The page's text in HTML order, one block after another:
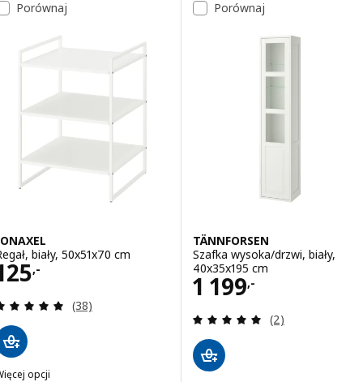
Porównaj
biały, 50x51x70 cm
,- 125,-
Recenzja: 4.9 z 5 gwiazdki. Łączna liczba recenzji:
(38)
opcji
Porównaj
TÄNNFORSEN
Szafka wysoka/drzwi, biały,
40x35x195 cm
1 199,-
Cena 1199,-
Recenzja: 5 z
(2)